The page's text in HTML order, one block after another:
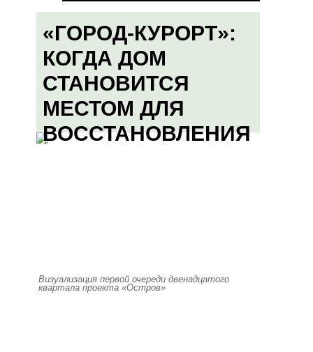
«ГОРОД-КУРОРТ»:
КОГДА ДОМ
СТАНОВИТСЯ
МЕСТОМ ДЛЯ
ВОССТАНОВЛЕНИЯ
Визуализация первой очереди двенадцатого
квартала проекта «Остров»